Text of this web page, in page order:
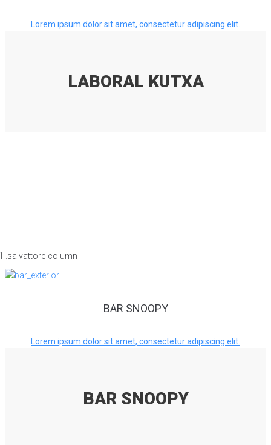
Lorem ipsum dolor sit amet, consectetur adipiscing elit.
LABORAL KUTXA
BAR SNOOPY
Lorem ipsum dolor sit amet, consectetur adipiscing elit.
BAR SNOOPY